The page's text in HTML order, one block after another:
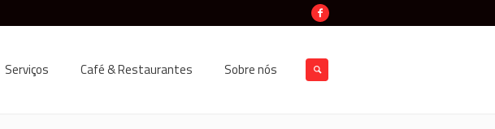
Serviços Café & Restaurantes Sobre nós